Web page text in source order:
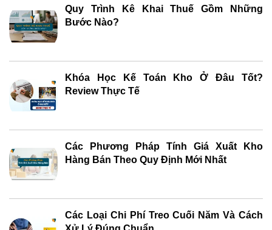
Quy Trình Kê Khai Thuế Gồm Những
Bước Nào?
Khóa Học Kế Toán Kho Ở Đâu Tốt?
Review Thực Tế
Các Phương Pháp Tính Giá Xuất Kho
Hàng Bán Theo Quy Định Mới Nhất
Các Loại Chi Phí Treo Cuối Năm Và Cách